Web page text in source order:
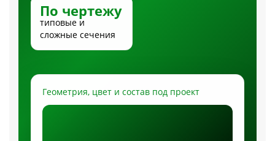
По чертежу
типовые и
сложные сечения
Геометрия, цвет и состав под проект